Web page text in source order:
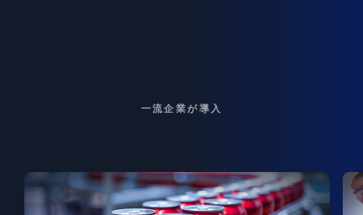
一流企業が導入